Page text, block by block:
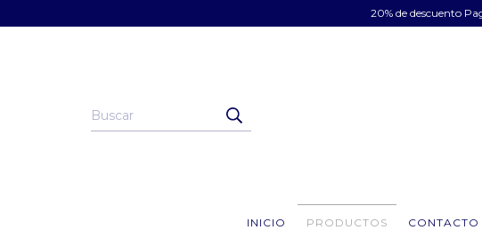
20% de descuento
INICIO PRODUCTOS CONTACTO